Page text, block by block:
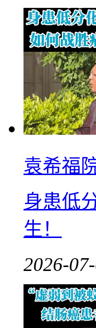
袁希福
身患低
生！
2026-